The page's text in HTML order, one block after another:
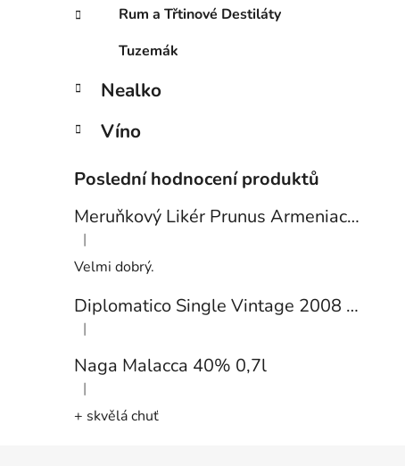
Rum a Třtinové Destiláty
Tuzemák
Nealko
Víno
Poslední hodnocení produktů
Meruňkový Likér Prunus Armeniaca 24% 0,7l
Hodnocení produktu je 5 z 5 hvězdiček.
|
Velmi dobrý.
Diplomatico Single Vintage 2008 43% 0,7l
Hodnocení produktu je 5 z 5 hvězdiček.
|
Naga Malacca 40% 0,7l
Hodnocení produktu je 5 z 5 hvězdiček.
|
+ skvělá chuť